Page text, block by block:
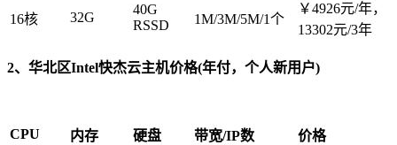
16核 32G
40G
RSSD
1M/3M/5M/1个
￥4926元/年，
13302元/3年
2、华北区Intel快杰云主机价格(年付，个人新用户)
CPU 内存 硬盘 带宽/IP数
价格